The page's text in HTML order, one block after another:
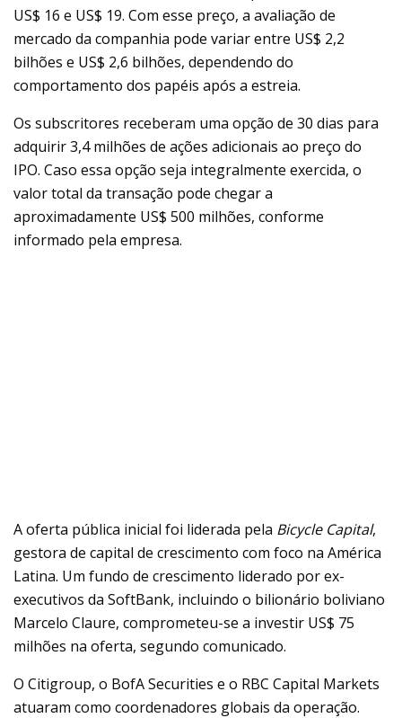
US$ 16 e US$ 19. Com esse preço, a avaliação de
mercado da companhia pode variar entre US$ 2,2
bilhões e US$ 2,6 bilhões, dependendo do
comportamento dos papéis após a estreia.
Os subscritores receberam uma opção de 30 dias para
adquirir 3,4 milhões de ações adicionais ao preço do
IPO. Caso essa opção seja integralmente exercida, o
valor total da transação pode chegar a
aproximadamente US$ 500 milhões, conforme
informado pela empresa.
A oferta pública inicial foi liderada pela Bicycle Capital,
gestora de capital de crescimento com foco na América
Latina. Um fundo de crescimento liderado por ex-
executivos da SoftBank, incluindo o bilionário boliviano
Marcelo Claure, comprometeu-se a investir US$ 75
milhões na oferta, segundo comunicado.
O Citigroup, o BofA Securities e o RBC Capital Markets
atuaram como coordenadores globais da operação.